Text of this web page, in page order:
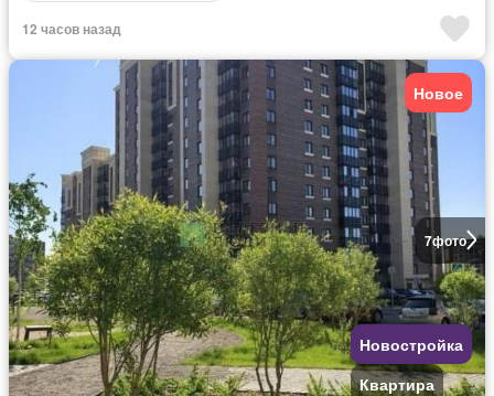
12 часов назад
7фото
Новое
Новостройка
Квартира